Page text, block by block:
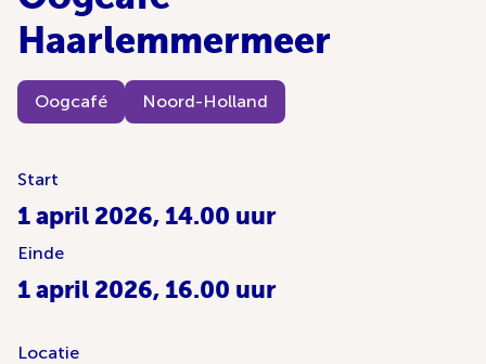
Haarlemmermeer
Oogcafé Noord-Holland
Start
1 april 2026, 14.00 uur
Einde
1 april 2026, 16.00 uur
Locatie